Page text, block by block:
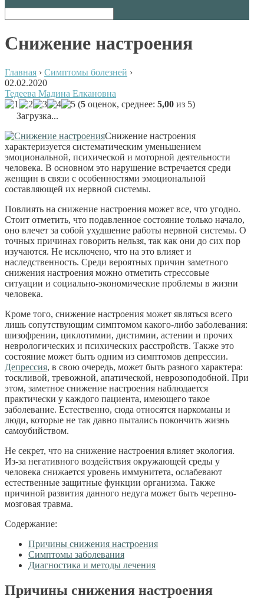
Снижение настроения
Главная › Симптомы болезней ›
02.02.2020
Тедеева Мадина Елкановна
(5 оценок, среднее: 5,00 из 5)
Загрузка...
Снижение настроения
характеризуется систематическим уменьшением
эмоциональной, психической и моторной деятельности
человека. В основном это нарушение встречается среди
женщин в связи с особенностями эмоциональной
составляющей их нервной системы.
Повлиять на снижение настроения может все, что угодно.
Стоит отметить, что подавленное состояние только начало,
оно влечет за собой ухудшение работы нервной системы. О
точных причинах говорить нельзя, так как они до сих пор
изучаются. Не исключено, что на это влияет и
наследственность. Среди вероятных причин заметного
снижения настроения можно отметить стрессовые
ситуации и социально-экономические проблемы в жизни
человека.
Кроме того, снижение настроения может являться всего
лишь сопутствующим симптомом какого-либо заболевания:
шизофрении, циклотимии, дистимии, астении и прочих
неврологических и психических расстройств. Также это
состояние может быть одним из симптомов депрессии.
Депрессия, в свою очередь, может быть разного характера:
тоскливой, тревожной, апатической, неврозоподобной. При
этом, заметное снижение настроения наблюдается
практически у каждого пациента, имеющего такое
заболевание. Естественно, сюда относятся наркоманы и
люди, которые не так давно пытались покончить жизнь
самоубийством.
Не секрет, что на снижение настроения влияет экология.
Из-за негативного воздействия окружающей среды у
человека снижается уровень иммунитета, ослабевают
естественные защитные функции организма. Также
причиной развития данного недуга может быть черепно-
мозговая травма.
Содержание:
Причины снижения настроения
Симптомы заболевания
Диагностика и методы лечения
Причины снижения настроения